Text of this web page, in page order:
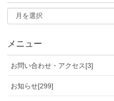
メニュー
お問い合わせ・アクセス[3]
お知らせ[299]